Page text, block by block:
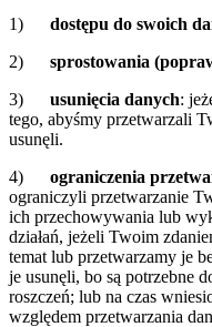
1) dostępu do swoich
2) sprostowania
3) usunięcia danych:
tego, abyśmy przetwarzali
usunęli.
4) ograniczenia
ograniczyli przetwarzanie
ich przechowywania lub
działań, jeżeli Twoim
temat lub przetwarzamy je
je usunęli, bo są potrzebne
roszczeń; lub na czas
względem przetwarzania